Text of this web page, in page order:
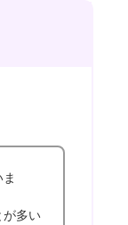
が多い